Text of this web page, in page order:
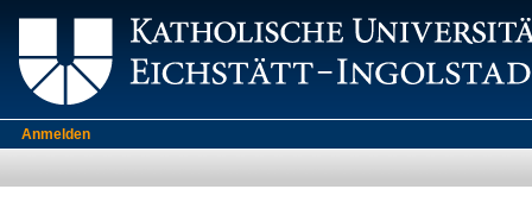
Anmelden